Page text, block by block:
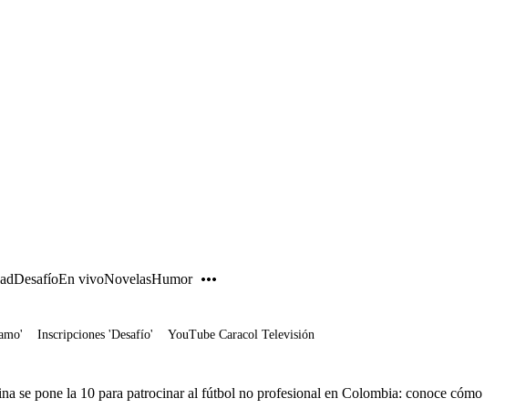
DesafíoEn vivoNovelasHumor
Inscripciones 'Desafío' YouTube Caracol Televisión
se pone la 10 para patrocinar al fútbol no profesional en Colombia: conoce cómo